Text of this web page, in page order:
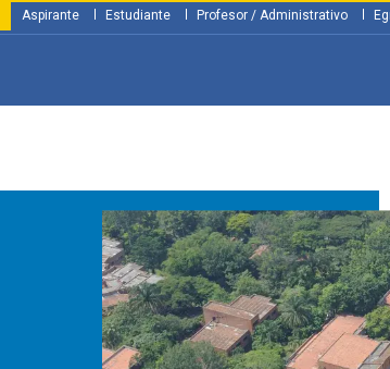
Aspirante Estudiante Profesor / Administrativo